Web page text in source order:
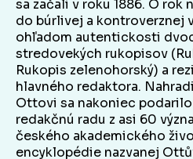
sa začali v roku 1886. O rok
do búrlivej a kontroverznej
ohľadom autentickosti
stredovekých rukopisov
Rukopis zelenohorský) a
hlavného redaktora.
Ottovi sa nakoniec
redakčnú radu z asi 60
českého akademického
encyklopédie nazvanej